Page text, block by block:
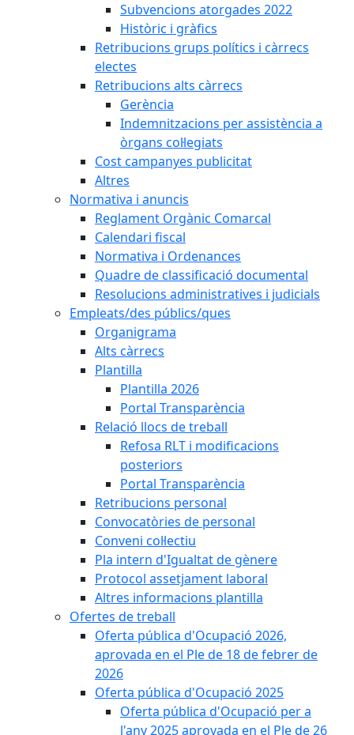
Subvencions atorgades 2022
Històric i gràfics
Retribucions grups polítics i càrrecs
electes
Retribucions alts càrrecs
Gerència
Indemnitzacions per assistència a
òrgans col·legiats
Cost campanyes publicitat
Altres
Normativa i anuncis
Reglament Orgànic Comarcal
Calendari fiscal
Normativa i Ordenances
Quadre de classificació documental
Resolucions administratives i judicials
Empleats/des públics/ques
Organigrama
Alts càrrecs
Plantilla
Plantilla 2026
Portal Transparència
Relació llocs de treball
Refosa RLT i modificacions
posteriors
Portal Transparència
Retribucions personal
Convocatòries de personal
Conveni col·lectiu
Pla intern d'Igualtat de gènere
Protocol assetjament laboral
Altres informacions plantilla
Ofertes de treball
Oferta pública d'Ocupació 2026,
aprovada en el Ple de 18 de febrer de
2026
Oferta pública d'Ocupació 2025
Oferta pública d'Ocupació per a
l'any 2025 aprovada en el Ple de 26